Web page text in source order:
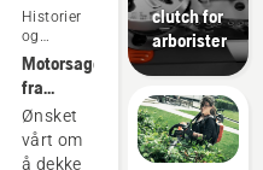
Historier
og
inspirasjon
Motorsager
fra
Husqvarna
– drevet
frem av
Ønsket
vårt om
å dekke
clutch for
arborister